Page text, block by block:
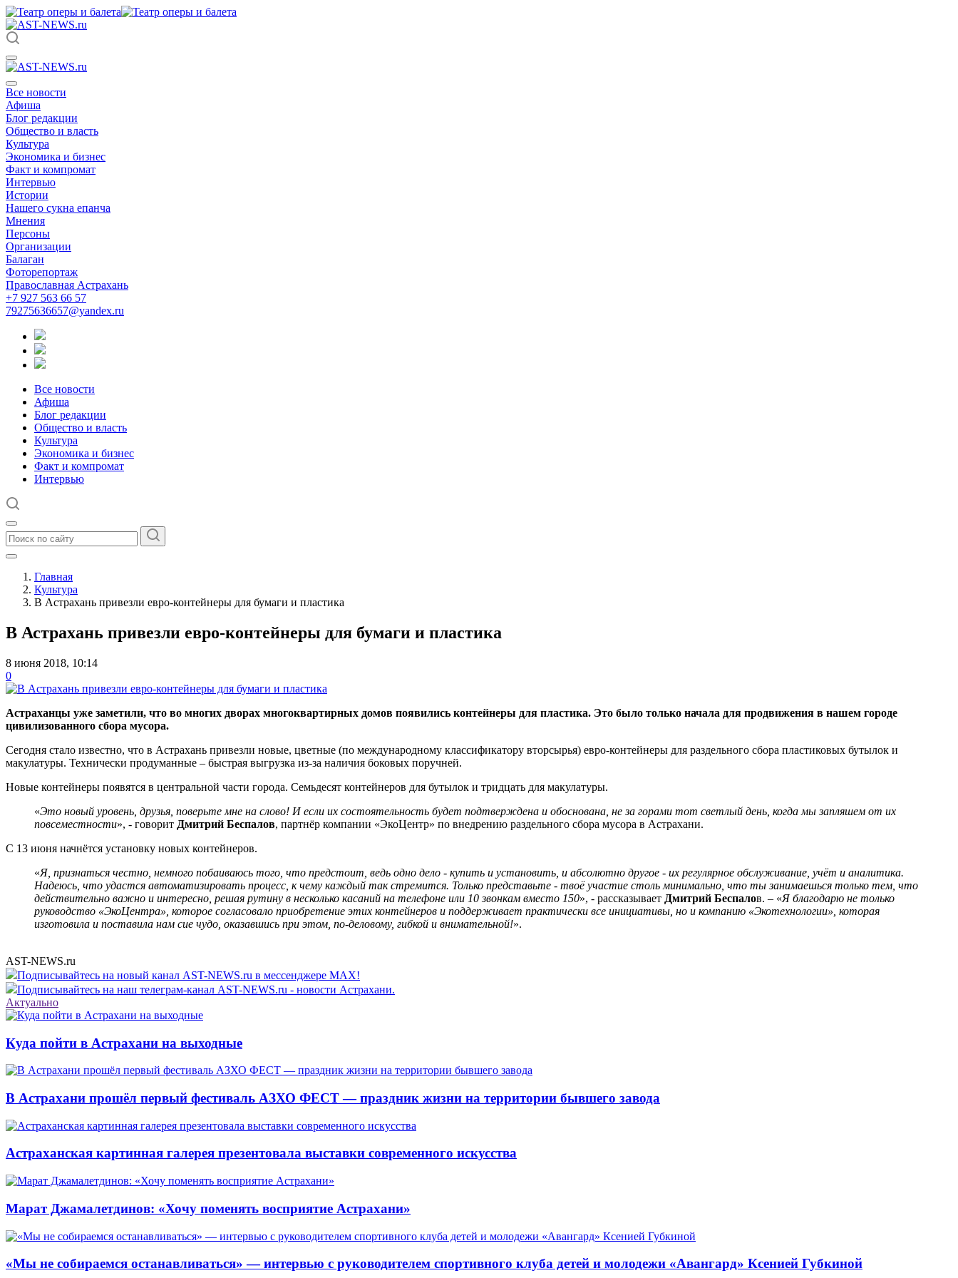
Все новости
Афиша
Блог редакции
Общество и власть
Культура
Экономика и бизнес
Факт и компромат
Интервью
Истории
Нашего сукна епанча
Мнения
Персоны
Организации
Балаган
Фоторепортаж
Православная Астрахань
+7 927 563 66 57
79275636657@yandex.ru
Все новости
Афиша
Блог редакции
Общество и власть
Культура
Экономика и бизнес
Факт и компромат
Интервью
Главная
Культура
В Астрахань привезли евро-контейнеры для бумаги и пластика
В Астрахань привезли евро-контейнеры для бумаги и пластика
8 июня 2018, 10:14
0
Астраханцы уже заметили, что во многих дворах многоквартирных домов появились контейнеры для пластика. Это было только начала для продвижения в нашем городе
цивилизованного сбора мусора.
Сегодня стало известно, что в Астрахань привезли новые, цветные (по международному классификатору вторсырья) евро-контейнеры для раздельного сбора пластиковых бутылок и
макулатуры. Технически продуманные – быстрая выгрузка из-за наличия боковых поручней.
Новые контейнеры появятся в центральной части города. Семьдесят контейнеров для бутылок и тридцать для макулатуры.
«Это новый уровень, друзья, поверьте мне на слово! И если их состоятельность будет подтверждена и обоснована, не за горами тот светлый день, когда мы запляшем от их
повсеместности», - говорит Дмитрий Беспалов, партнёр компании «ЭкоЦентр» по внедрению раздельного сбора мусора в Астрахани.
С 13 июня начнётся установку новых контейнеров.
«Я, признаться честно, немного побаиваюсь того, что предстоит, ведь одно дело - купить и установить, и абсолютно другое - их регулярное обслуживание, учёт и аналитика.
Надеюсь, что удастся автоматизировать процесс, к чему каждый так стремится. Только представьте - твоё участие столь минимально, что ты занимаешься только тем, что
действительно важно и интересно, решая рутину в несколько касаний на телефоне или 10 звонкам вместо 150», - рассказывает Дмитрий Беспалов. – «Я благодарю не только
руководство «ЭкоЦентра», которое согласовало приобретение этих контейнеров и поддерживает практически все инициативы, но и компанию «Экотехнологии», которая
изготовила и поставила нам сие чудо, оказавшись при этом, по-деловому, гибкой и внимательной!».
AST-NEWS.ru
Подписывайтесь на новый канал AST-NEWS.ru в мессенджере MAX!
Подписывайтесь на наш телеграм-канал AST-NEWS.ru - новости Астрахани.
Актуально
Куда пойти в Астрахани на выходные
В Астрахани прошёл первый фестиваль АЗХО ФЕСТ — праздник жизни на территории бывшего завода
Астраханская картинная галерея презентовала выставки современного искусства
Марат Джамалетдинов: «Хочу поменять восприятие Астрахани»
«Мы не собираемся останавливаться» — интервью с руководителем спортивного клуба детей и молодежи «Авангард» Ксенией Губкиной